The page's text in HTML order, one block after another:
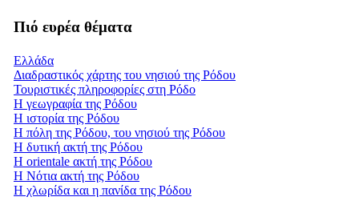
Πιό ευρέα θέματα
Ελλάδα
Διαδραστικός χάρτης του νησιού της Ρόδου
Τουριστικές πληροφορίες στη Ρόδο
Η γεωγραφία της Ρόδου
Η ιστορία της Ρόδου
Η πόλη της Ρόδου, του νησιού της Ρόδου
Η δυτική ακτή της Ρόδου
Η orientale ακτή της Ρόδου
Η Νότια ακτή της Ρόδου
Η χλωρίδα και η πανίδα της Ρόδου